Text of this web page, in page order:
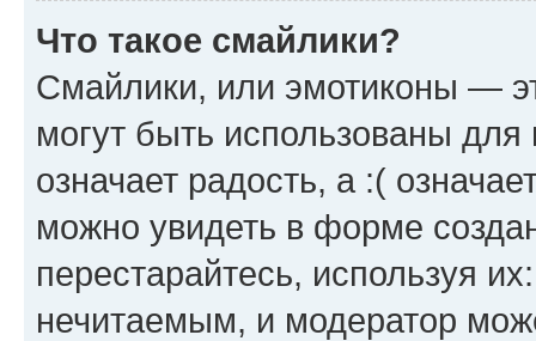
Что такое смайлики?
Смайлики, или эмотиконы —
могут быть использованы
означает радость, а :(
можно увидеть в форме
перестарайтесь, используя
нечитаемым, и модератор